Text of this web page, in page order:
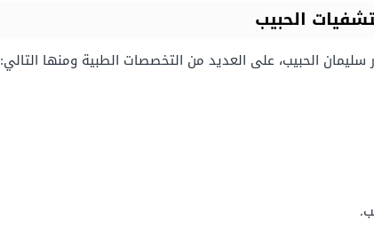
الحبيب
الحبيب، على العديد من التخصصات الطبية ومنها التالي: